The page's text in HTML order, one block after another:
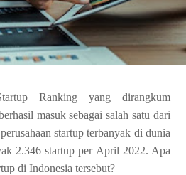
Ranking yang dirangkum
masuk sebagai salah satu dari
startup terbanyak di dunia
2.346 startup per April 2022. Apa
di Indonesia tersebut?